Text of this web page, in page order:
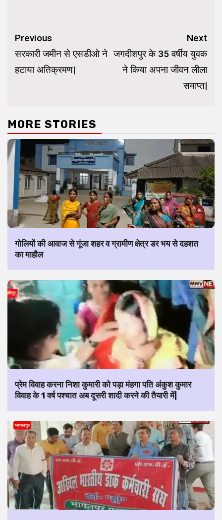
Continue
Reading
Previous
सरकारी जमीन से एसडीओ ने
हटाया अतिक्रमण|
Next
जगदीशपुर के 35 वर्षीय युवक
ने किया अपना जीवन लीला
समाप्त|
MORE STORIES
गोलियों की आवाज से गूंजा शहर व ग्रामीण क्षेत्र डर भय से दहशत
का माहौल
प्रेम विवाह करना निशा कुमारी को पड़ा मंहगा पति अंकुश कुमार
विवाह के 1 वर्ष पश्चात अब दूसरी शादी करने की तैयारी में|